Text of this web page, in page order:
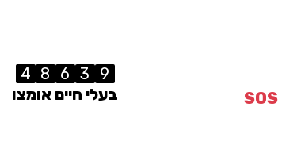
SOS
9
3
6
8
4
בעלי חיים אומצו